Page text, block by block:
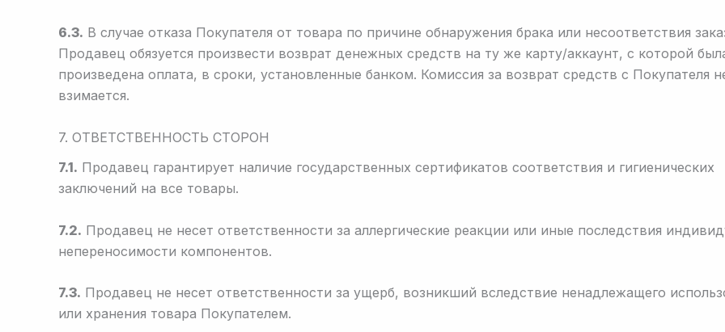
6.3. В случае отказа Покупателя от товара по причине обнаружения брака или несоответствия
Продавец обязуется произвести возврат денежных средств на ту же карту/аккаунт, с которой
произведена оплата, в сроки, установленные банком. Комиссия за возврат средств с Покупателя
взимается.
7. ОТВЕТСТВЕННОСТЬ СТОРОН
7.1. Продавец гарантирует наличие государственных сертификатов соответствия и гигиенических
заключений на все товары.
7.2. Продавец не несет ответственности за аллергические реакции или иные последствия
непереносимости компонентов.
7.3. Продавец не несет ответственности за ущерб, возникший вследствие ненадлежащего
или хранения товара Покупателем.